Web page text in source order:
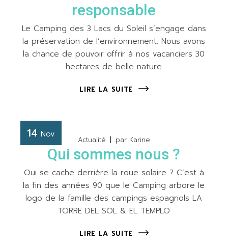
responsable
Le Camping des 3 Lacs du Soleil s’engage dans
la préservation de l’environnement. Nous avons
la chance de pouvoir offrir à nos vacanciers 30
hectares de belle nature
LIRE LA SUITE
14 Nov
Actualité par Karine
Qui sommes nous ?
Qui se cache derrière la roue solaire ? C’est à
la fin des années 90 que le Camping arbore le
logo de la famille des campings espagnols LA
TORRE DEL SOL & EL TEMPLO
LIRE LA SUITE